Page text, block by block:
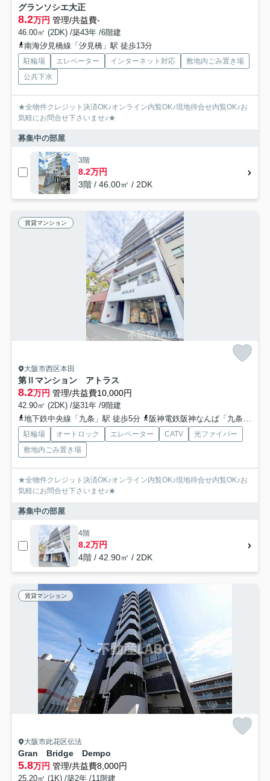
グランソシエ大正
8.2万円 管理/共益費-
46.00㎡ (2DK) /築43年 /6階建
南海汐見橋線「汐見橋」駅 徒歩13分
駐輪場 エレベーター インターネット対応
敷地内ごみ置き場
公共下水
★全物件クレジット決済OK♪オンライン内覧OK♪現地待合せ内覧OK♪お
気軽にお問合せ下さいませ♪★
募集中の部屋
3階
8.2万円
3階 / 46.00㎡ / 2DK
賃貸マンション
大阪市西区本田
第Ⅱマンション アトラス
8.2万円 管理/共益費10,000円
42.90㎡ (2DK) /築31年 /9階建
地下鉄中央線「九条」駅 徒歩5分
阪神電鉄阪神なんば「九条」駅 徒歩8分
駐輪場 オートロック エレベーター CATV
光ファイバー
敷地内ごみ置き場
★全物件クレジット決済OK♪オンライン内覧OK♪現地待合せ内覧OK♪お
気軽にお問合せ下さいませ♪★
募集中の部屋
4階
8.2万円
4階 / 42.90㎡ / 2DK
賃貸マンション
大阪市此花区伝法
Gran Bridge Dempo
5.8万円 管理/共益費8,000円
25.20㎡ (1K) /築2年 /11階建